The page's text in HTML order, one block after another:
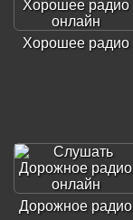
Хорошее радио
Дорожное радио